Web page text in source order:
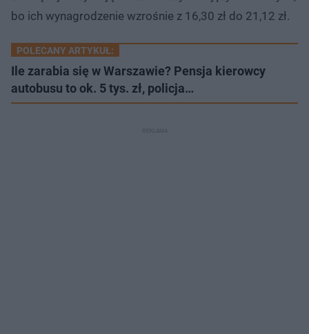
bo ich wynagrodzenie wzrośnie z 16,30 zł do 21,12 zł.
POLECANY ARTYKUŁ:
Ile zarabia się w Warszawie? Pensja kierowcy
autobusu to ok. 5 tys. zł, policja…